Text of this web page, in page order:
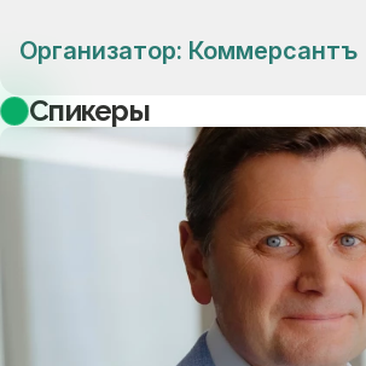
Организатор: Коммерсантъ
Спикеры